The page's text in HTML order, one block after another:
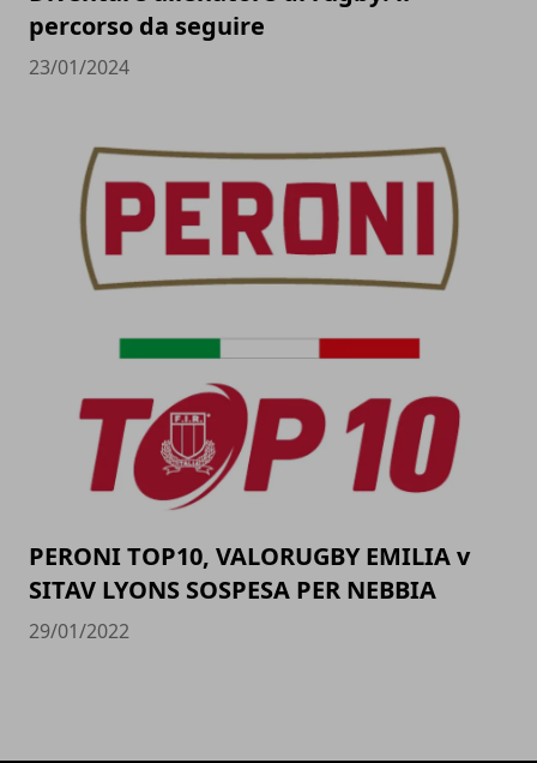
percorso da seguire
23/01/2024
PERONI TOP10, VALORUGBY EMILIA v
SITAV LYONS SOSPESA PER NEBBIA
29/01/2022